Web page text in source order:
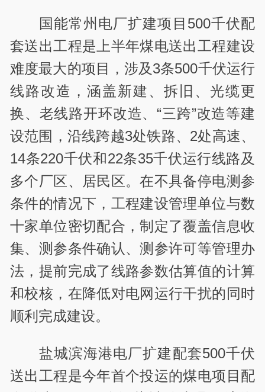
国能常州电厂扩建项目500千伏配
套送出工程是上半年煤电送出工程建设
难度最大的项目，涉及3条500千伏运行
线路改造，涵盖新建、拆旧、光缆更
换、老线路开环改造、“三跨”改造等建
设范围，沿线跨越3处铁路、2处高速、
14条220千伏和22条35千伏运行线路及
多个厂区、居民区。在不具备停电测参
条件的情况下，工程建设管理单位与数
十家单位密切配合，制定了覆盖信息收
集、测参条件确认、测参许可等管理办
法，提前完成了线路参数估算值的计算
和校核，在降低对电网运行干扰的同时
顺利完成建设。
盐城滨海港电厂扩建配套500千伏
送出工程是今年首个投运的煤电项目配